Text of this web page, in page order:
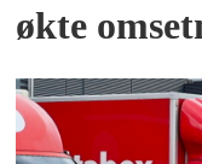
økte